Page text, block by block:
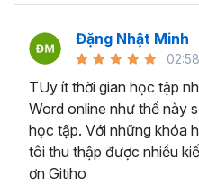
luận văn.
Nhân viên văn phòng
nghiệp vụ như soạn
cáo,...
Ứng viên muốn làm
mắt nhà tuyển dụng
Giáo viên, giảng viên
giáo án, bài giảng.
Đặng Nhật Minh
TUy ít thời gian học tập
Word online như thế này
học tập. Với những khóa
tôi thu thập được nhiều
ơn Gitiho